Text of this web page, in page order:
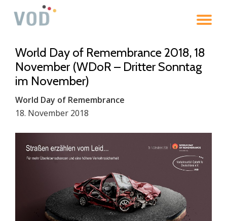
World Day of Remembrance 2018, 18
November (WDoR – Dritter Sonntag
im November)
World Day of Remembrance
18. November 2018